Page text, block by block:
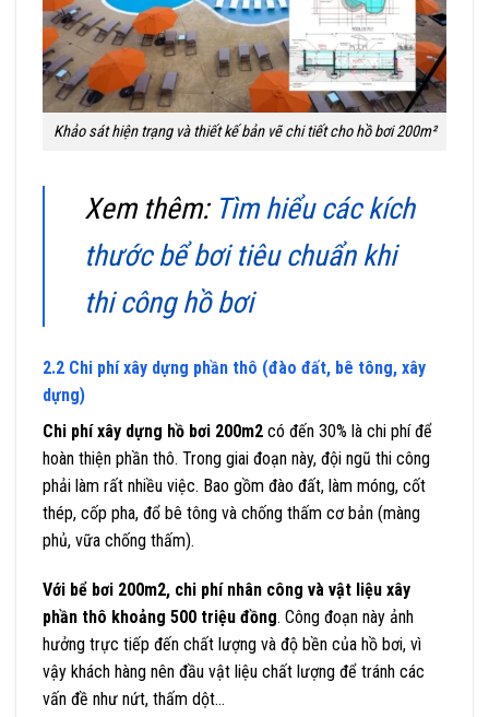
Khảo sát hiện trạng và thiết kế bản vẽ chi tiết cho hồ bơi 200m²
Xem thêm: Tìm hiểu các kích
thước bể bơi tiêu chuẩn khi
thi công hồ bơi
2.2 Chi phí xây dựng phần thô (đào đất, bê tông, xây
dựng)
Chi phí xây dựng hồ bơi 200m2 có đến 30% là chi phí để
hoàn thiện phần thô. Trong giai đoạn này, đội ngũ thi công
phải làm rất nhiều việc. Bao gồm đào đất, làm móng, cốt
thép, cốp pha, đổ bê tông và chống thấm cơ bản (màng
phủ, vữa chống thấm).
Với bể bơi 200m2, chi phí nhân công và vật liệu xây
phần thô khoảng 500 triệu đồng. Công đoạn này ảnh
hưởng trực tiếp đến chất lượng và độ bền của hồ bơi, vì
vậy khách hàng nên đầu vật liệu chất lượng để tránh các
vấn đề như nứt, thấm dột…